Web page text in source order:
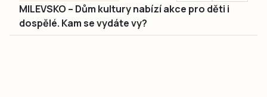
MILEVSKO – Dům kultury nabízí akce pro děti i
dospělé. Kam se vydáte vy?